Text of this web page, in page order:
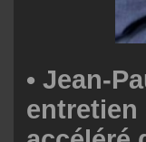
• Jean-
entretien